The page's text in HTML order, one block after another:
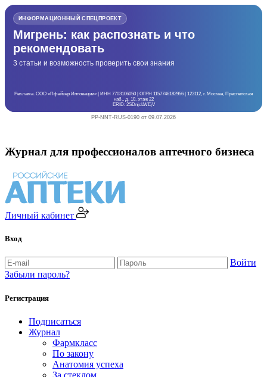
ИНФОРМАЦИОННЫЙ СПЕЦПРОЕКТ
Мигрень: как распознать и что
рекомендовать
3 статьи и возможность проверить свои знания
Реклама. ООО «Пфайзер Инновации» | ИНН 7703106050 | ОГРН 1157746182956 | 123112, г. Москва, Пресненская
наб., д. 10, этаж 22
ERID: 2SDnjcLWEjV
PP-NNT-RUS-0190 от 09.07.2026
Журнал для профессионалов аптечного бизнеса
Личный кабинет
Вход
Войти
Забыли пароль?
Регистрация
Подписаться
Журнал
Фармкласс
По закону
Анатомия успеха
За стеклом